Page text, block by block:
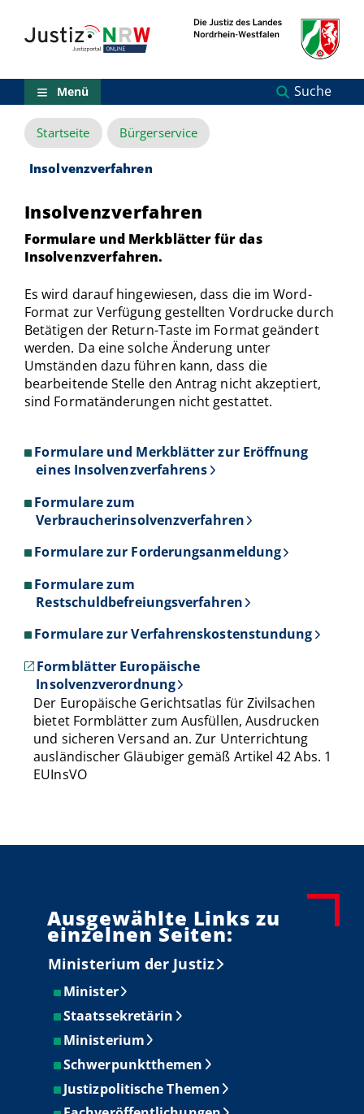
Inhalt
(Sprungmarken)
Menü
Zur
Suche
Zur
NRW-
Entscheidungssuche
Zum
aktuellen
Inhalt
Zu
Links
zu
einzelnen
Seiten
Menü Suche
Startseite Bürgerservice
Insolvenzverfahren
Insolvenzverfahren
Formulare und Merkblätter für das
Insolvenzverfahren.
Es wird darauf hingewiesen, dass die im Word-
Format zur Verfügung gestellten Vordrucke durch
Betätigen der Return-Taste im Format geändert
werden. Da eine solche Änderung unter
Umständen dazu führen kann, dass die
bearbeitende Stelle den Antrag nicht akzeptiert,
sind Formatänderungen nicht gestattet.
Formulare und Merkblätter zur Eröffnung
eines Insolvenzverfahrens
Formulare zum
Verbraucherinsolvenzverfahren
Formulare zur Forderungsanmeldung
Formulare zum
Restschuldbefreiungsverfahren
Formulare zur Verfahrenskostenstundung
Formblätter Europäische
Insolvenzverordnung
Der Europäische Gerichtsatlas für Zivilsachen
bietet Formblätter zum Ausfüllen, Ausdrucken
und sicheren Versand an. Zur Unterrichtung
ausländischer Gläubiger gemäß Artikel 42 Abs. 1
EUInsVO
Ausgewählte Links zu
einzelnen Seiten:
Ministerium der Justiz
Minister
Staatssekretärin
Ministerium
Schwerpunktthemen
Justizpolitische Themen